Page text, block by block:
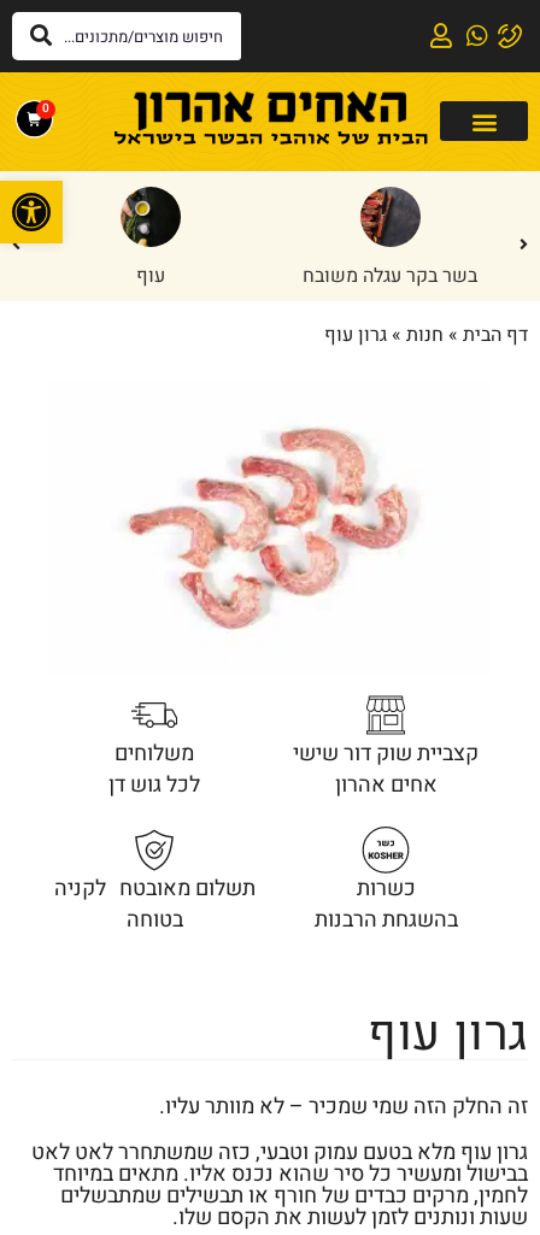
0
בשר בקר עגלה משובח עוף
דף הבית » חנות »גרון עוף
גרון עוף
זה החלק הזה שמי שמכיר – לא מוותר עליו.
גרון עוף מלא בטעם עמוק וטבעי, כזה שמשתחרר לאט לאט
בבישול ומעשיר כל סיר שהוא נכנס אליו. מתאים במיוחד
לחמין, מרקים כבדים של חורף או תבשילים שמתבשלים
שעות ונותנים לזמן לעשות את הקסם שלו.
קצביית שוק דור שישי
אחים אהרון
משלוחים
לכל גוש דן
כשרות
בהשגחת הרבנות
תשלום מאובטח לקניה
בטוחה